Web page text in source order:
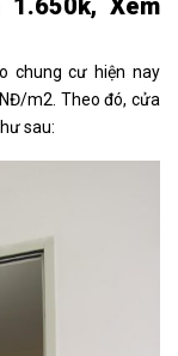
chung cư hiện nay
m2. Theo đó, cửa
sau: